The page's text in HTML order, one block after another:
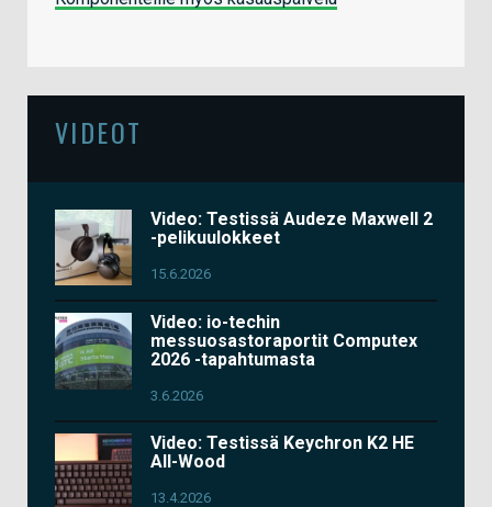
VIDEOT
Video: Testissä Audeze Maxwell 2
-pelikuulokkeet
15.6.2026
Video: io-techin
messuosastoraportit Computex
2026 -tapahtumasta
3.6.2026
Video: Testissä Keychron K2 HE
All-Wood
13.4.2026